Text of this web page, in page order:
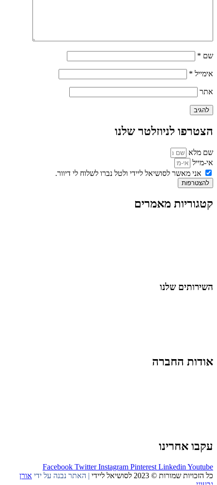
שם *
אימייל *
אתר
הצטרפו לניוזלטר שלנו
שם מלא
אי-מייל
אני מאשר לסושיאל ליידי ולטל נברו לשלוח לי דיוור.
להצטרפות
קטגוריות מאמרים
השירותים שלנו
אודות החברה
עקבו אחרינו
Facebook Twitter Instagram Pinterest Linkedin Youtube
כל הזכויות שמורות © 2023 לסושיאל ליידי
| האתר נבנה על ידי אורן